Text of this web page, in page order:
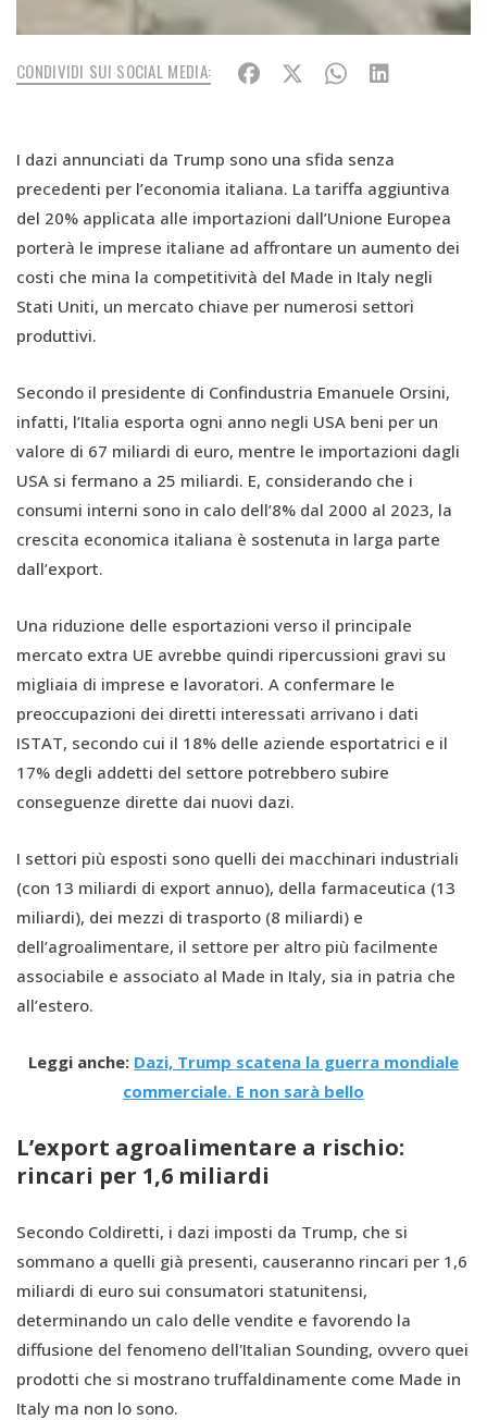
CONDIVIDI SUI SOCIAL MEDIA:
I dazi annunciati da Trump sono una sfida senza
precedenti per l’economia italiana. La tariffa aggiuntiva
del 20% applicata alle importazioni dall’Unione Europea
porterà le imprese italiane ad affrontare un aumento dei
costi che mina la competitività del Made in Italy negli
Stati Uniti, un mercato chiave per numerosi settori
produttivi.
Secondo il presidente di Confindustria Emanuele Orsini,
infatti, l’Italia esporta ogni anno negli USA beni per un
valore di 67 miliardi di euro, mentre le importazioni dagli
USA si fermano a 25 miliardi. E, considerando che i
consumi interni sono in calo dell’8% dal 2000 al 2023, la
crescita economica italiana è sostenuta in larga parte
dall’export.
Una riduzione delle esportazioni verso il principale
mercato extra UE avrebbe quindi ripercussioni gravi su
migliaia di imprese e lavoratori. A confermare le
preoccupazioni dei diretti interessati arrivano i dati
ISTAT, secondo cui il 18% delle aziende esportatrici e il
17% degli addetti del settore potrebbero subire
conseguenze dirette dai nuovi dazi.
I settori più esposti sono quelli dei macchinari industriali
(con 13 miliardi di export annuo), della farmaceutica (13
miliardi), dei mezzi di trasporto (8 miliardi) e
dell’agroalimentare, il settore per altro più facilmente
associabile e associato al Made in Italy, sia in patria che
all’estero.
Leggi anche: Dazi, Trump scatena la guerra mondiale
commerciale. E non sarà bello
L’export agroalimentare a rischio:
rincari per 1,6 miliardi
Secondo Coldiretti, i dazi imposti da Trump, che si
sommano a quelli già presenti, causeranno rincari per 1,6
miliardi di euro sui consumatori statunitensi,
determinando un calo delle vendite e favorendo la
diffusione del fenomeno dell'Italian Sounding, ovvero quei
prodotti che si mostrano truffaldinamente come Made in
Italy ma non lo sono.